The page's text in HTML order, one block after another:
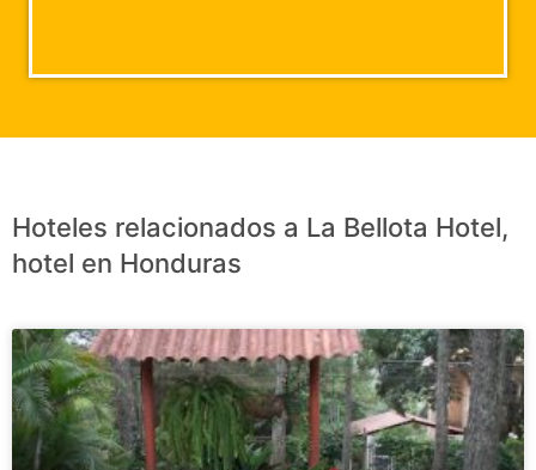
Hoteles relacionados a La Bellota Hotel,
hotel en Honduras